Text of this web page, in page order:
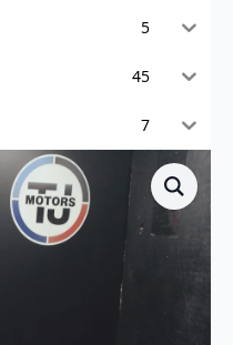
5
45
7